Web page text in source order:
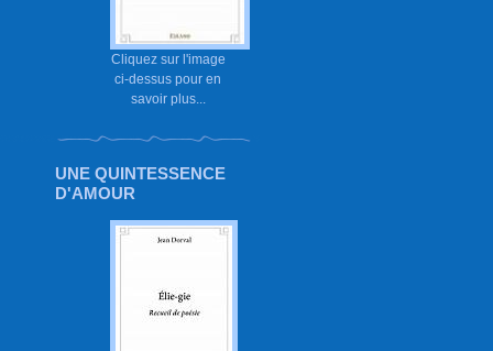
Cliquez sur l'image
ci-dessus pour en
savoir plus...
UNE QUINTESSENCE
D'AMOUR